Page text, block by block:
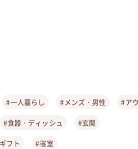
#一人暮らし #メンズ・男性 #ア
#食器・ディッシュ #玄関
フト #寝室